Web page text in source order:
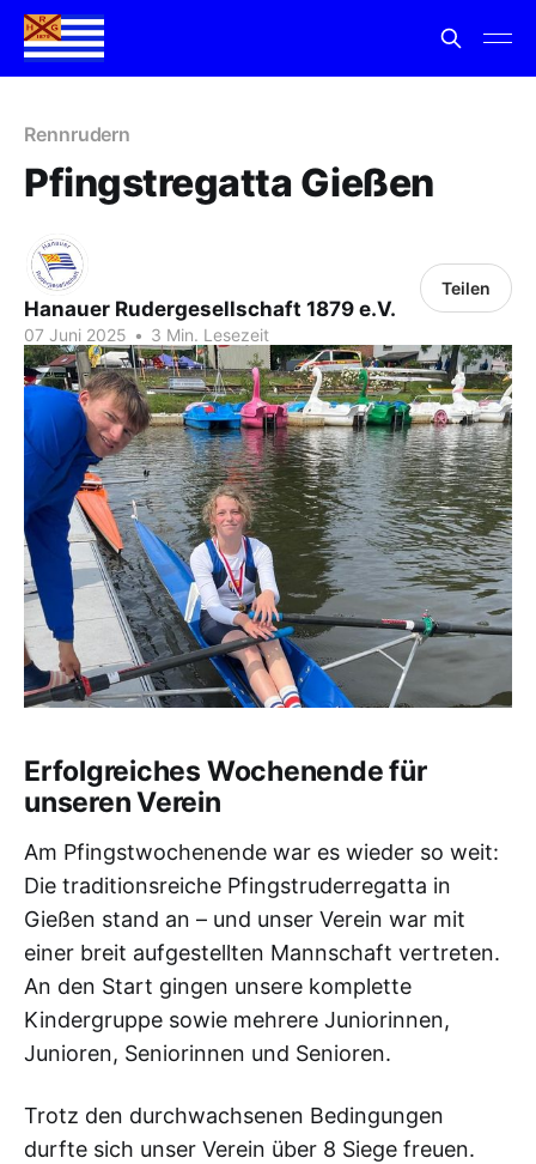
Rennrudern
Pfingstregatta Gießen
Hanauer Rudergesellschaft 1879 e.V.
07 Juni 2025 • 3 Min. Lesezeit
Teilen
Erfolgreiches Wochenende für
unseren Verein
Am Pfingstwochenende war es wieder so weit:
Die traditionsreiche Pfingstruderregatta in
Gießen stand an – und unser Verein war mit
einer breit aufgestellten Mannschaft vertreten.
An den Start gingen unsere komplette
Kindergruppe sowie mehrere Juniorinnen,
Junioren, Seniorinnen und Senioren.
Trotz den durchwachsenen Bedingungen
durfte sich unser Verein über 8 Siege freuen.